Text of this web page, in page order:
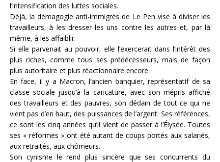
l’intensification des luttes sociales.
Déjà, la démagogie anti-immigrés de Le Pen vise à diviser les
travailleurs, à les dresser les uns contre les autres et, par là
même, à les affaiblir.
Si elle parvenait au pouvoir, elle l’exercerait dans l’intérêt des
plus riches, comme tous ses prédécesseurs, mais de façon
plus autoritaire et plus réactionnaire encore.
En face, il y a Macron, l’ancien banquier, représentatif de sa
classe sociale jusqu’à la caricature, avec son mépris affiché
des travailleurs et des pauvres, son dédain de tout ce qui ne
vient pas d’en haut, des puissances de l’argent. Ses références,
ce sont les cinq années qu’il vient de passer à l’Élysée. Toutes
ses « réformes » ont été autant de coups portés aux salariés,
aux retraités, aux chômeurs.
Son cynisme le rend plus sincère que ses concurrents du